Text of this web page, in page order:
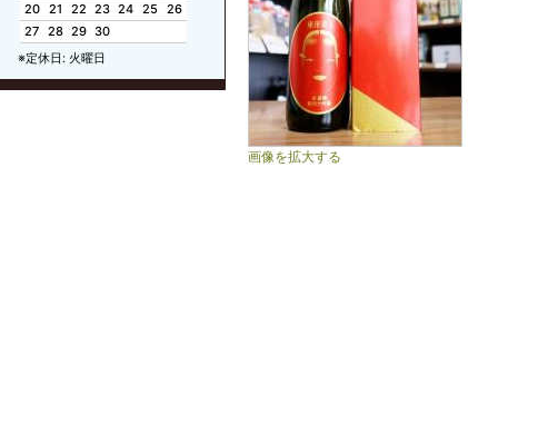
20
21 22 23 24 25 26
27 28 29 30
※定休日: 火曜日
画像を拡大する